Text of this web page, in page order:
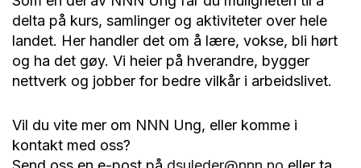
delta på kurs, samlinger og aktiviteter over hele
landet. Her handler det om å lære, vokse, bli hørt
og ha det gøy. Vi heier på hverandre, bygger
nettverk og jobber for bedre vilkår i arbeidslivet.
Vil du vite mer om NNN Ung, eller komme i
kontakt med oss?